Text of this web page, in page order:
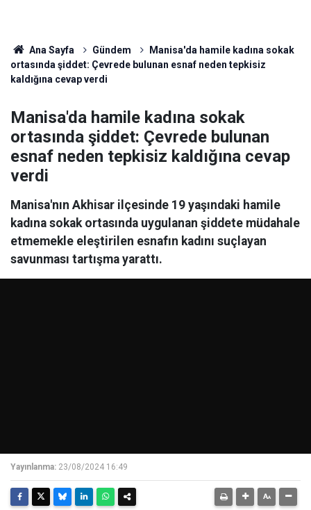
Ana Sayfa Gündem
Manisa'da hamile kadına sokak
ortasında şiddet: Çevrede bulunan esnaf neden tepkisiz
kaldığına cevap verdi
Manisa'da hamile kadına sokak
ortasında şiddet: Çevrede bulunan
esnaf neden tepkisiz kaldığına cevap
verdi
Manisa'nın Akhisar ilçesinde 19 yaşındaki hamile
kadına sokak ortasında uygulanan şiddete müdahale
etmemekle eleştirilen esnafın kadını suçlayan
savunması tartışma yarattı.
Yayınlanma: 23/08/2024 16:49